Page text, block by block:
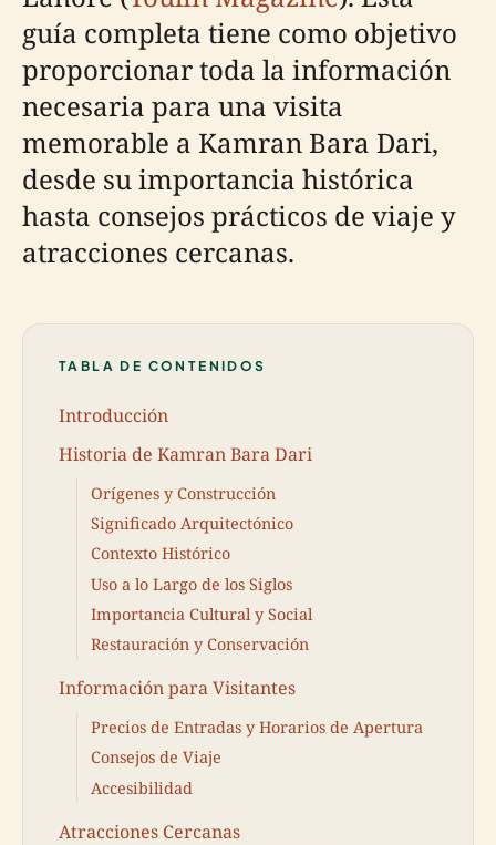
guía completa tiene como objetivo
proporcionar toda la información
necesaria para una visita
memorable a Kamran Bara Dari,
desde su importancia histórica
hasta consejos prácticos de viaje y
atracciones cercanas.
TABLA DE CONTENIDOS
Introducción
Historia de Kamran Bara Dari
Orígenes y Construcción
Significado Arquitectónico
Contexto Histórico
Uso a lo Largo de los Siglos
Importancia Cultural y Social
Restauración y Conservación
Información para Visitantes
Precios de Entradas y Horarios de Apertura
Consejos de Viaje
Accesibilidad
Atracciones Cercanas